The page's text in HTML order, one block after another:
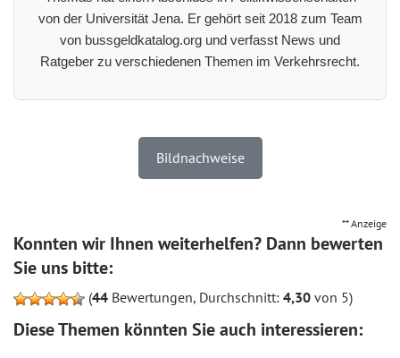
von der Universität Jena. Er gehört seit 2018 zum Team
von bussgeldkatalog.org und verfasst News und
Ratgeber zu verschiedenen Themen im Verkehrsrecht.
Bildnachweise
** Anzeige
Konnten wir Ihnen weiterhelfen? Dann bewerten
Sie uns bitte:
(44 Bewertungen, Durchschnitt: 4,30 von 5)
Diese Themen könnten Sie auch interessieren: